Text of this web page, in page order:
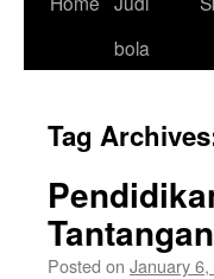
bola
Tag
Posted on January